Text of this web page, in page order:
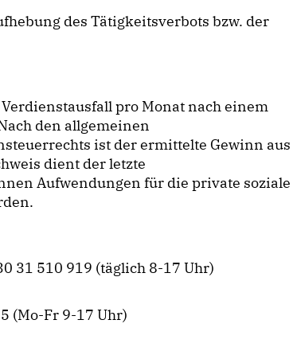
des Tätigkeitsverbots bzw. der
pro Monat nach einem
den allgemeinen
ist der ermittelte Gewinn aus
dient der letzte
Aufwendungen für die private soziale
31 510 919 (täglich 8-17 Uhr)
(Mo-Fr 9-17 Uhr)